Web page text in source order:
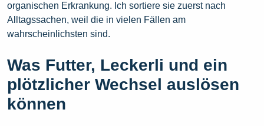
organischen Erkrankung. Ich sortiere sie zuerst nach
Alltagssachen, weil die in vielen Fällen am
wahrscheinlichsten sind.
Was Futter, Leckerli und ein
plötzlicher Wechsel auslösen
können